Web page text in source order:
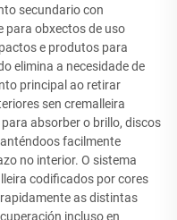
secundario con
para obxectos de uso
e produtos para
elimina a necesidade de
principal ao retirar
sen cremalleira
absorber o brillo, discos
facilmente
no interior. O sistema
codificados por cores
as distintas
incluso en